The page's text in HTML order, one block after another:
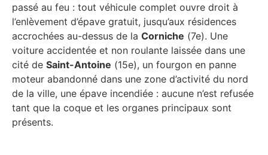
passé au feu : tout véhicule complet ouvre droit à
l’enlèvement d’épave gratuit, jusqu’aux résidences
accrochées au-dessus de la Corniche (7e). Une
voiture accidentée et non roulante laissée dans une
cité de Saint-Antoine (15e), un fourgon en panne
moteur abandonné dans une zone d’activité du nord
de la ville, une épave incendiée : aucune n’est refusée
tant que la coque et les organes principaux sont
présents.